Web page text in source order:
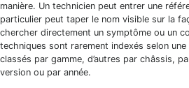
manière. Un technicien peut entrer une
particulier peut taper le nom visible sur la
chercher directement un symptôme ou un
techniques sont rarement indexés selon
classés par gamme, d’autres par châssis,
version ou par année.